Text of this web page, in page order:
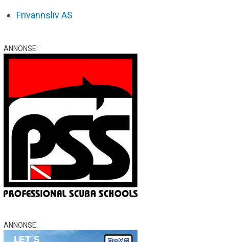
Frivannsliv AS
ANNONSE:
ANNONSE: